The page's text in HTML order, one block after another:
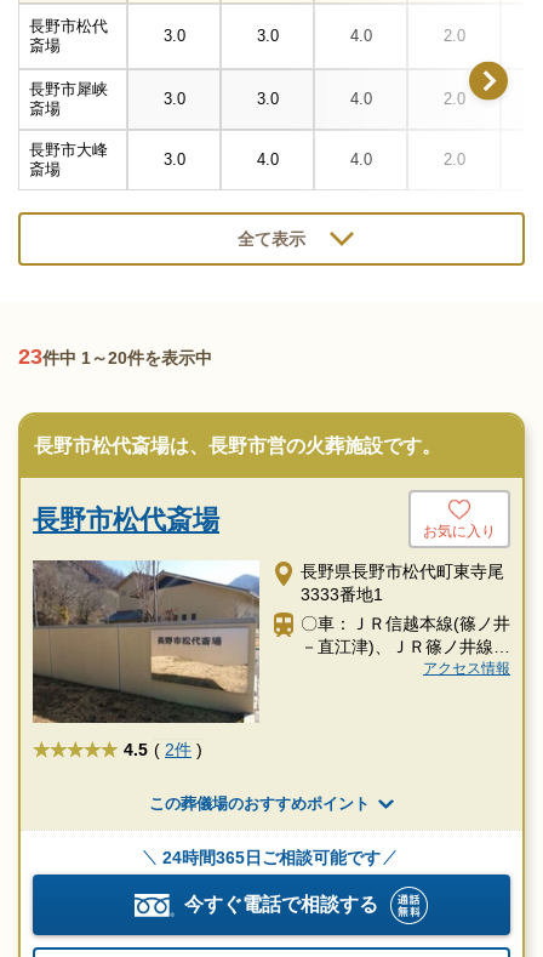
長野市松代
斎場
3.0 3.0 4.0 2.0
長野市犀峡
斎場
3.0 3.0 4.0 2.0
長野市大峰
斎場
3.0 4.0 4.0 2.0
全て表示
23件中 1～20件を表示中
長野市松代斎場は、長野市営の火葬施設です。
長野市松代斎場 お気に入り
長野県長野市松代町東寺尾
3333番地1
〇車：ＪＲ信越本線(篠ノ井
－直江津)、ＪＲ篠ノ井線
「今井駅」からタクシー約
アクセス情報
★★★★★ 4.5 ( 2件 )
この葬儀場のおすすめポイント
24時間365日ご相談可能です
今すぐ電話で相談する